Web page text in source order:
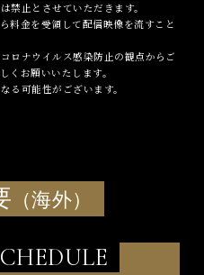
禁止とさせていただきます。
料金を受領して配信映像を流すこと
ロナウイルス感染防止の観点からご
くお願いいたします。
る可能性がございます。
（海外）